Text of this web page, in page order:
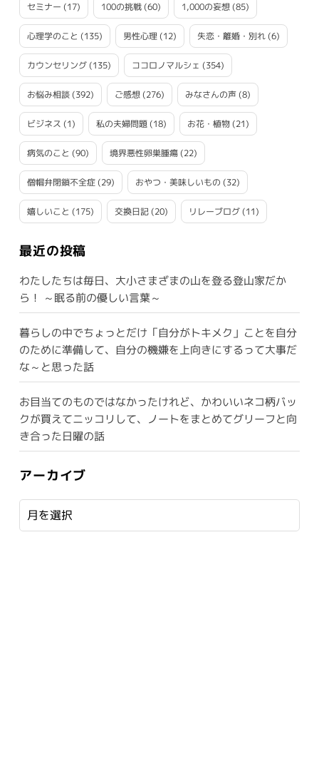
セミナー (17) 100の挑戦(60) 1,000の妄想(85)
心理学のこと (135) 男性心理(12) 失恋・離婚・別れ(6)
カウンセリング(135) ココロノマルシェ (354)
お悩み相談(392) ご感想(276) みなさんの声(8)
ビジネス (1) 私の夫婦問題(18) お花・植物(21)
病気のこと (90) 境界悪性卵巣腫瘍(22)
僧帽弁閉鎖不全症(29) おやつ・美味しいもの (32)
嬉しいこと (175) 交換日記(20) リレーブログ(11)
最近の投稿
わたしたちは毎日、大小さまざまの山を登る登山家だか
ら！ ～眠る前の優しい言葉～
暮らしの中でちょっとだけ「自分がトキメク」ことを自分
のために準備して、自分の機嫌を上向きにするって大事だ
な～と思った話
お目当てのものではなかったけれど、かわいいネコ柄バッ
クが買えてニッコリして、ノートをまとめてグリーフと向
き合った日曜の話
アーカイブ